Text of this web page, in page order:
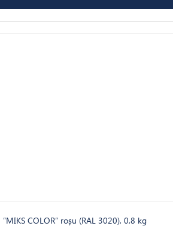
COLOR” roșu (RAL 3020), 0,8 kg